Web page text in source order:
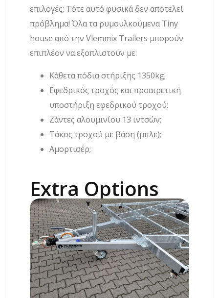
επιλογές; Τότε αυτό φυσικά δεν αποτελεί
πρόβλημα! Όλα τα ρυμουλκούμενα Tiny
house από την Vlemmix Trailers μπορούν
επιπλέον να εξοπλιστούν με:
Κάθετα πόδια στήριξης 1350kg;
Εφεδρικός τροχός και προαιρετική
υποστήριξη εφεδρικού τροχού;
Ζάντες αλουμινίου 13 ιντσών;
Τάκος τροχού με βάση (μπλε);
Αμορτισέρ;
Extra Options